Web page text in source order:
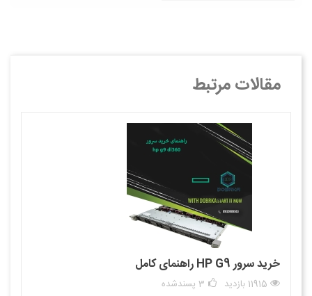
مقالات مرتبط
خرید سرور HP G9 راهنمای کامل
11915 بازدید 3 پسندشده